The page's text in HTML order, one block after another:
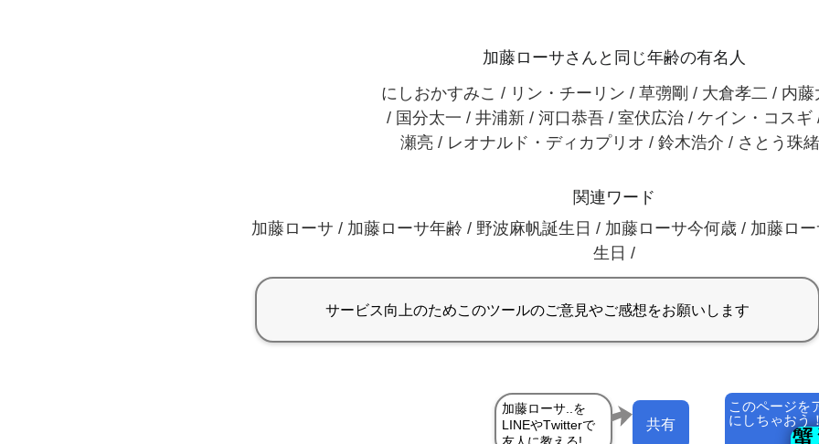
加藤ローサさんと同じ年齢の有名人
にしおかすみこ / リン・チーリン / 草彅剛 / 大倉孝二 / 内藤
/ 国分太一 / 井浦新 / 河口恭吾 / 室伏広治 / ケイン・コスギ
瀬亮 / レオナルド・ディカプリオ / 鈴木浩介 / さとう珠
関連ワード
加藤ローサ / 加藤ローサ年齢 / 野波麻帆誕生日 / 加藤ローサ今何歳 / 加藤ロ
生日 /
このページを
にしちゃおう
共有